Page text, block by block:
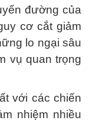
đường của
cơ cắt giảm
lo ngại sâu
vụ quan trọng
với các chiến
nhiệm nhiều